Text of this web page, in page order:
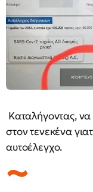
Καταλήγοντας,
στον τενεκένα
αυτοέλεγχο.